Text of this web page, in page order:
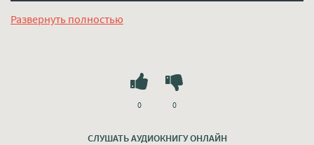
Развернуть полностью
СЛУШАТЬ АУДИОКНИГУ ОНЛАЙН
0 0